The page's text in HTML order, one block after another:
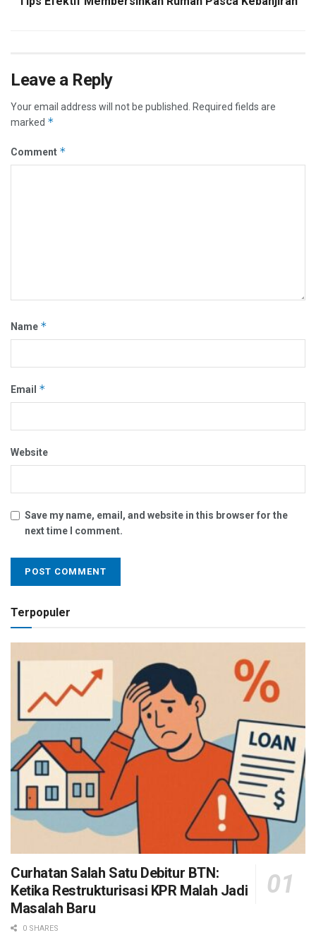
Leave a Reply
Your email address will not be published.
Required fields are
marked *
Comment *
Name *
Email *
Website
Save my name, email, and website in this browser for the
next time I comment.
Terpopuler
Curhatan Salah Satu Debitur BTN:
Ketika Restrukturisasi KPR Malah Jadi
Masalah Baru
0 SHARES